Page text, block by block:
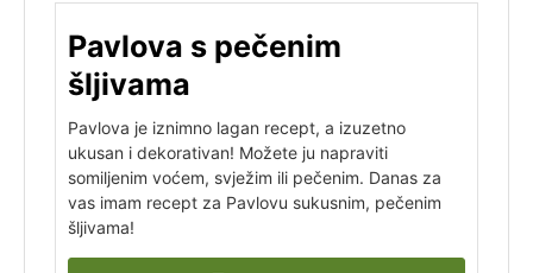
Pavlova s pečenim
šljivama
Pavlova je iznimno lagan recept, a izuzetno
ukusan i dekorativan! Možete ju napraviti
somiljenim voćem, svježim ili pečenim. Danas za
vas imam recept za Pavlovu sukusnim, pečenim
šljivama!